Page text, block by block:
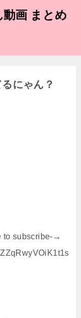
画 まとめ
にゃん？
to subscribe-→